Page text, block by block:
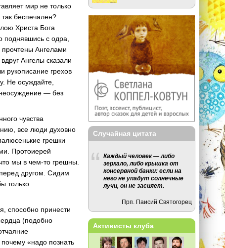
мир не только
беспечален?
Христа Бога
с одра,
Ангелами
Ангелы сказали
грехов
Не осуждайте,
— без
чувства
все люди духовно
грешки
Протоиерей
мы в чем-то грешны.
другом. Сидим
только
способно принести
(подобно
«надо познать
Случайная цитата
Каждый человек — либо
зеркало, либо крышка от
консервной банки: если на
него не упадут солнечные
лучи, он не засияет.
Прп. Паисий Святогорец
Активисты клуба